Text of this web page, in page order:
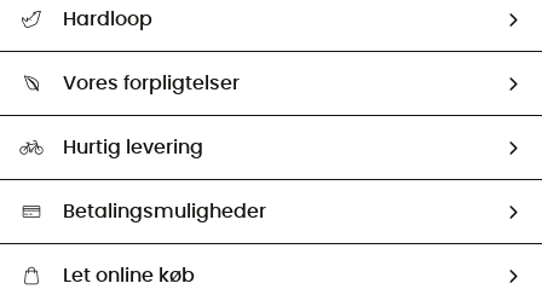
Returnering & Tilbagebetaling
Hardloop
Our ambassadors
Vores forpligtelser
HardGreen Udvalg
Hurtig levering
Betalingsmuligheder
Let online køb